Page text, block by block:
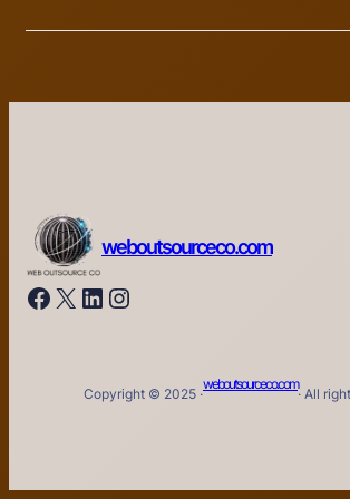
weboutsourceco.com
Facebook X LinkedIn Instagram
Copyright © 2025 ·
weboutsourceco.com
· All